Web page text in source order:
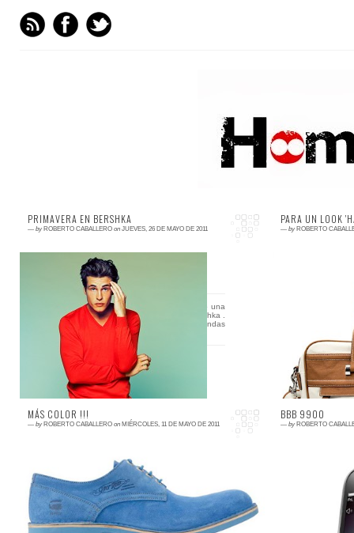
PRIMAVERA EN BERSHKA
— by ROBERTO CABALLERO on JUEVES, 26 DE MAYO DE 2011
3 comments
Creo que es la primera vez que escribo una
entrada en el blog relacionada con Bershka .
Reconozco que no es una de mies tiendas
favorita y e...
PARA UN LOOK
— by ROBERTO
todos los
MÁS COLOR !!!
— by ROBERTO CABALLERO on MIÉRCOLES, 11 DE MAYO DE 2011
Los seguidores de este blog ya se habrán
dado cuenta a estas alturas que tengo dos
grandes debilidades: los relojes y los
zapatos. Esta te...
BBB 9900
— by ROBERTO
3 comments
Estos
cabo el
mercado